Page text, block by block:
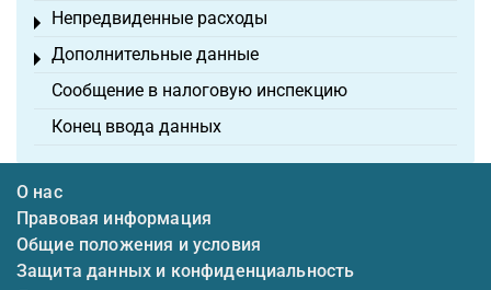
Непредвиденные расходы
Toggle menu
Дополнительные данные
Toggle menu
Сообщение в налоговую инспекцию
Конец ввода данных
О нас
Правовая информация
Общие положения и условия
Защита данных и конфиденциальность